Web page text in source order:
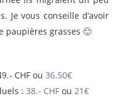
Je vous conseille d’avoir
paupières grasses 🙂
CHF ou 36.50€
: 38.- CHF ou 21€